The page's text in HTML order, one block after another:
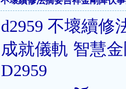
d2959 不壞續修
成就儀軌 智慧
D2959